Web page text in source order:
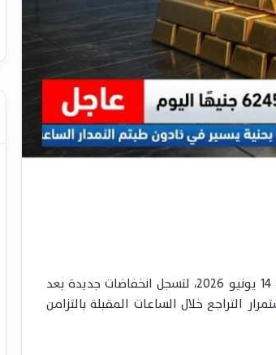
في مصر تراجعها خلال منتصف تعاملات اليوم الأحد 14 يونيو 2026، لتسجل انخفاضات جديدة بعد
التراجع خلال الساعات المقبلة بالتزامن